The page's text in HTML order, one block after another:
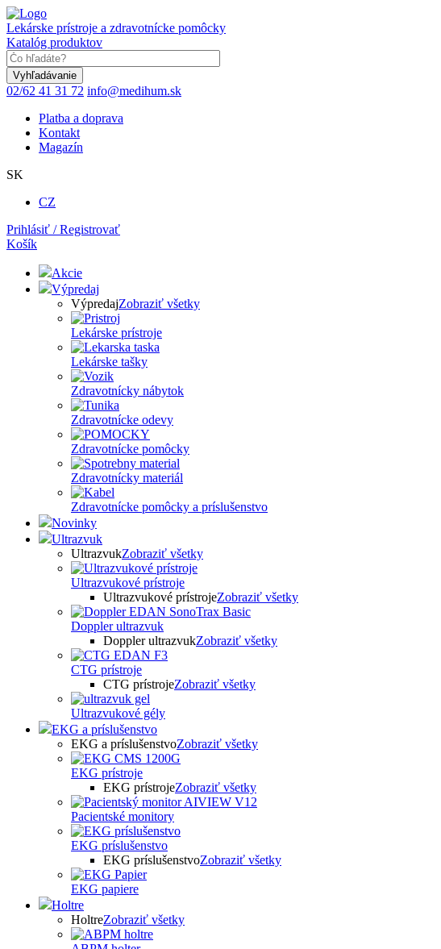
Skočiť
na
hlavný
obsah
Lekárske prístroje a zdravotnícke pomôcky
Katalóg produktov
02/62 41 31 72 info@medihum.sk
Platba a doprava
Kontakt
Magazín
SK
CZ
Prihlásiť / Registrovať
Košík
Akcie
Výpredaj
VýpredajZobraziť všetky
Lekárske prístroje
Lekárske tašky
Zdravotnícky nábytok
Zdravotnícke odevy
Zdravotnícke pomôcky
Zdravotnícky materiál
Zdravotnícke pomôcky a príslušenstvo
Novinky
Ultrazvuk
UltrazvukZobraziť všetky
Ultrazvukové prístroje
Ultrazvukové prístrojeZobraziť všetky
Doppler ultrazvuk
Doppler ultrazvukZobraziť všetky
CTG prístroje
CTG prístrojeZobraziť všetky
Ultrazvukové gély
EKG a príslušenstvo
EKG a príslušenstvoZobraziť všetky
EKG prístroje
EKG prístrojeZobraziť všetky
Pacientské monitory
EKG príslušenstvo
EKG príslušenstvoZobraziť všetky
EKG papiere
Holtre
HoltreZobraziť všetky